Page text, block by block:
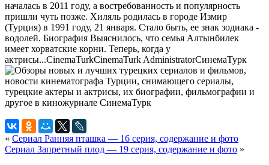
началась в 2011 году, а востребованность и популярность
пришли чуть позже. Хиляль родилась в городе Измир
(Турция) в 1991 году, 21 января. Стало быть, ее знак зодиака -
водолей. Биография Выяснилось, что семья Алтынбилек
имеет хорватские корни. Теперь, когда у
актрисы...CinemaTurkCinemaTurk AdministratorСинемаТурк
« Сериал Ранняя пташка — 16 серия, содержание и фото
Сериал Запретный плод — 19 серия, содержание и фото »